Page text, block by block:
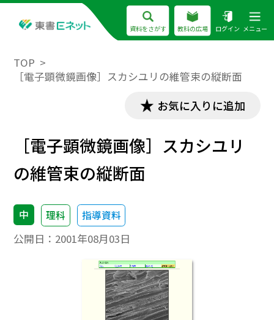
資料をさがす 教科の広場 ログイン メニュー
TOP
［電子顕微鏡画像］スカシユリの維管束の縦断面
お気に入りに追加
［電子顕微鏡画像］スカシユリ
の維管束の縦断面
中 理科 指導資料
公開日： 2001年08月03日